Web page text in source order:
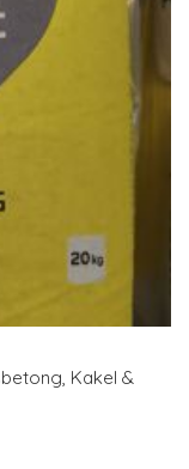
, Kakel &